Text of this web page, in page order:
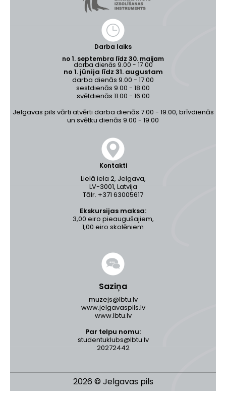
Darba laiks
no 1. septembra līdz 30. maijam
darba dienās 9.00 - 17.00
no 1. jūnija līdz 31. augustam
darba dienās 9.00 - 17.00
sestdienās 9.00 - 18.00
svētdienās 11.00 - 16.00
Jelgavas pils vārti atvērti darba dienās 7.00 - 19.00, brīvdienās
un svētku dienās 9.00 - 19.00
Kontakti
Lielā iela 2, Jelgava,
LV-3001, Latvija
Tālr. +371 63005617
Ekskursijas maksa:
3,00 eiro pieaugušajiem,
1,00 eiro skolēniem
Saziņa
muzejs@lbtu.lv
www.jelgavaspils.lv
www.lbtu.lv
Par telpu nomu:
studentuklubs@lbtu.lv
20272442
2026 © Jelgavas pils